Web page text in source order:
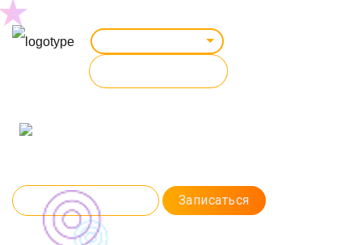
Программа курса Записаться